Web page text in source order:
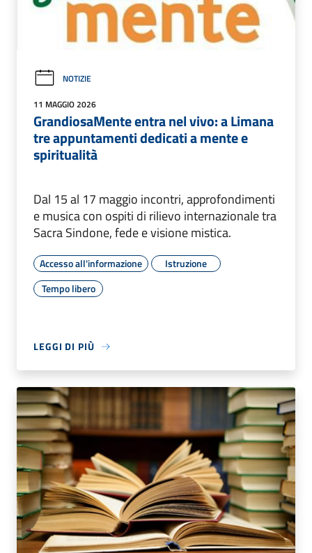
NOTIZIE
11 MAGGIO 2026
GrandiosaMente entra nel vivo: a Limana
tre appuntamenti dedicati a mente e
spiritualità
Dal 15 al 17 maggio incontri, approfondimenti
e musica con ospiti di rilievo internazionale tra
Sacra Sindone, fede e visione mistica.
Accesso all'informazione
Istruzione
Tempo libero
LEGGI DI PIÙ